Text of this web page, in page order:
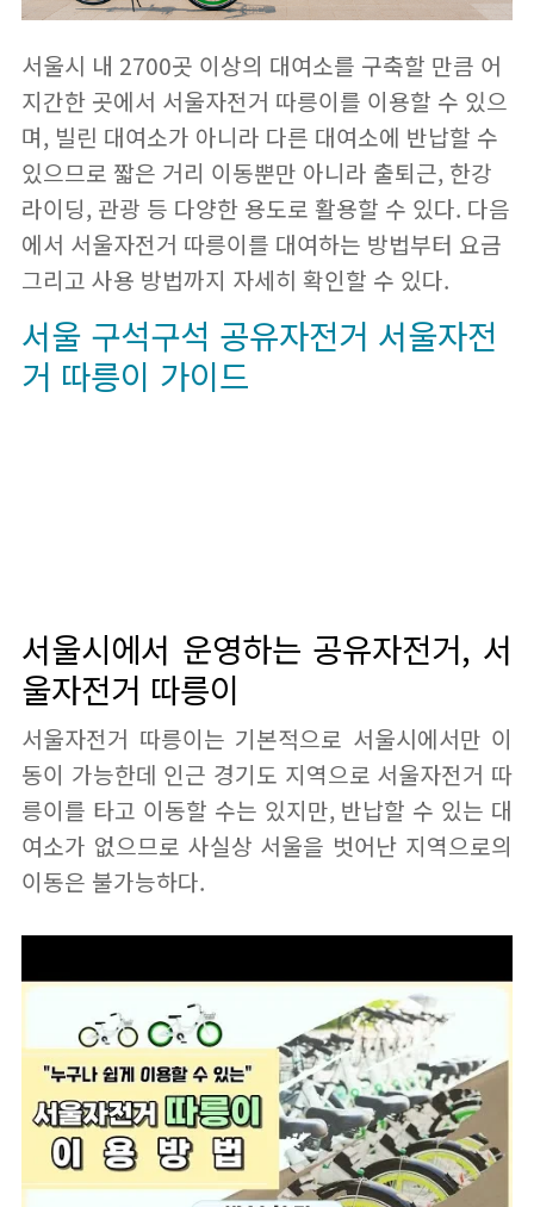
서울시 내 2700곳 이상의 대여소를 구축할 만큼 어
지간한 곳에서 서울자전거 따릉이를 이용할 수 있으
며, 빌린 대여소가 아니라 다른 대여소에 반납할 수
있으므로 짧은 거리 이동뿐만 아니라 출퇴근, 한강
라이딩, 관광 등 다양한 용도로 활용할 수 있다. 다음
에서 서울자전거 따릉이를 대여하는 방법부터 요금
그리고 사용 방법까지 자세히 확인할 수 있다.
서울 구석구석 공유자전거 서울자전
거 따릉이 가이드
서울시에서 운영하는 공유자전거, 서
울자전거 따릉이
서울자전거 따릉이는 기본적으로 서울시에서만 이
동이 가능한데 인근 경기도 지역으로 서울자전거 따
릉이를 타고 이동할 수는 있지만, 반납할 수 있는 대
여소가 없으므로 사실상 서울을 벗어난 지역으로의
이동은 불가능하다.